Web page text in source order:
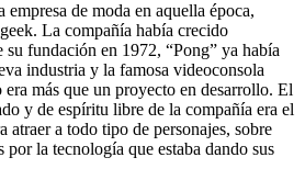
de moda en aquella época,
La compañía había crecido
su fundación en 1972, “Pong” ya había
industria y la famosa videoconsola
más que un proyecto en desarrollo. El
y de espíritu libre de la compañía era el
atraer a todo tipo de personajes, sobre
la tecnología que estaba dando sus